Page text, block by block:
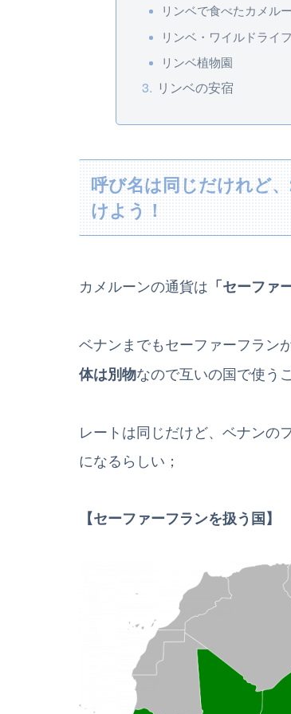
リンベで食べたカメル
リンベ・ワイルドライ
リンベ植物園
リンベの安宿
呼び名は同じだけれど
けよう！
カメルーンの通貨は 「セーファ
ベナンまでもセーファーフラン
体は別物なので互いの国で使う
レートは同じだけど、ベナンの
になるらしい；
【セーファーフランを扱う国】